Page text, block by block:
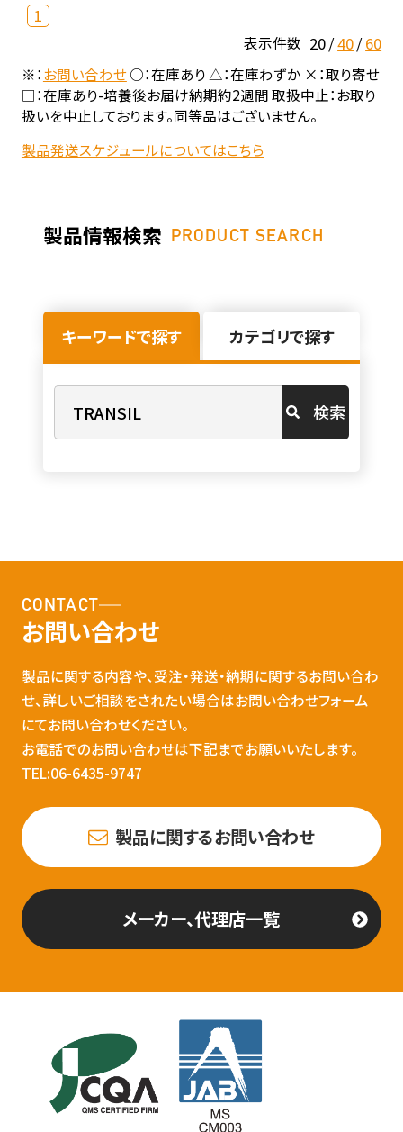
1
表示件数 20 40 60
※：お問い合わせ○：在庫あり △：在庫わずか ×：取り寄せ
□：在庫あり-培養後お届け納期約2週間 取扱中止：お取り
扱いを中止しております。同等品はございません。
製品発送スケジュールについてはこちら
製品情報検索 PRODUCT SEARCH
キーワードで探す カテゴリで探す
検索
CONTACT
お問い合わせ
製品に関する内容や、受注・発送・納期に関するお問い合わ
せ、詳しいご相談をされたい場合はお問い合わせフォーム
にてお問い合わせください。
お電話でのお問い合わせは下記までお願いいたします。
TEL:06-6435-9747
製品に関するお問い合わせ
メーカー、代理店一覧